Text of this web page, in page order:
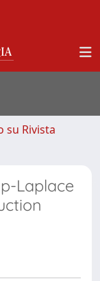
su Rivista
Laplace